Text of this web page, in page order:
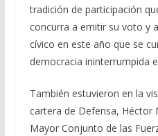
tradición de participación
concurra a emitir su voto y
cívico en este año que se
democracia ininterrumpida
También estuvieron en la
cartera de Defensa, Héctor
Mayor Conjunto de las